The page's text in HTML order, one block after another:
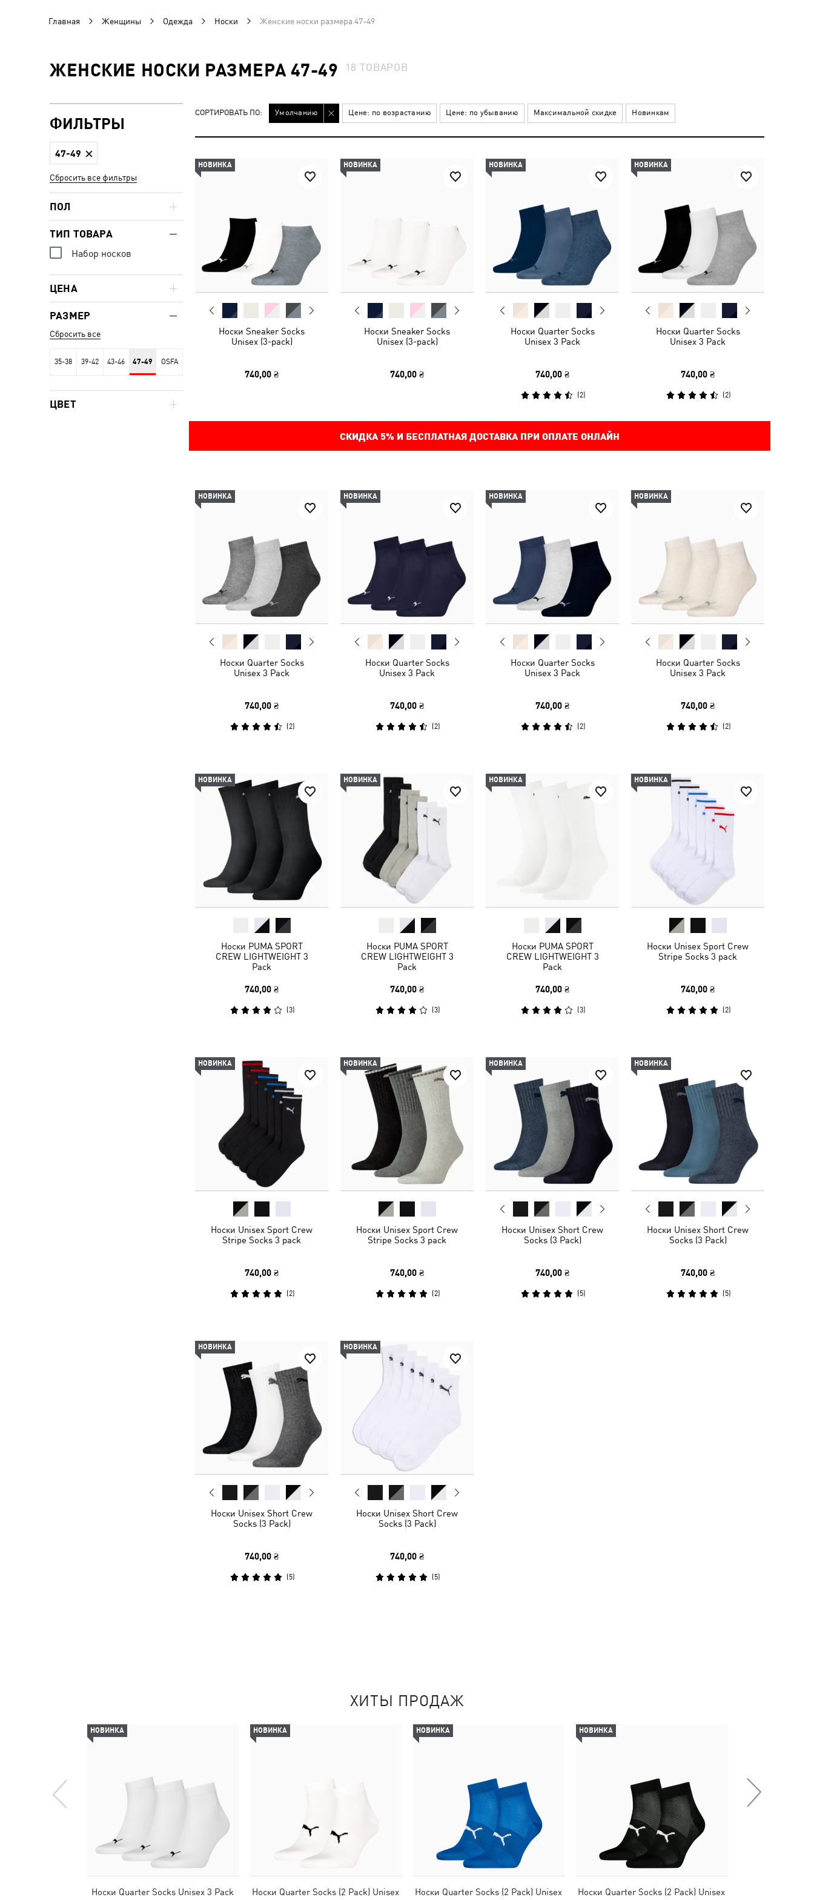
Главная Женщины Одежда Носки Женские носки размера 47-49
ЖЕНСКИЕ НОСКИ РАЗМЕРА 47-49 18ТОВАРОВ
СОРТИРОВАТЬ ПО: Умолчанию Цене: по возрастанию Цене: по убыванию Максимальной скидке Новинкам
НОВИНКА
Носки Sneaker Socks
Unisex (3-pack)
740,00 ₴
НОВИНКА
Носки Sneaker Socks
Unisex (3-pack)
740,00 ₴
НОВИНКА
Носки Quarter Socks
Unisex 3 Pack
740,00 ₴
(2)
НОВИНКА
Носки Quarter Socks
Unisex 3 Pack
740,00 ₴
(2)
СКИДКА 5% И БЕСПЛАТНАЯ ДОСТАВКА ПРИ ОПЛАТЕ ОНЛАЙН
НОВИНКА
Носки Quarter Socks
Unisex 3 Pack
740,00 ₴
(2)
НОВИНКА
Носки Quarter Socks
Unisex 3 Pack
740,00 ₴
(2)
НОВИНКА
Носки Quarter Socks
Unisex 3 Pack
740,00 ₴
(2)
НОВИНКА
Носки Quarter Socks
Unisex 3 Pack
740,00 ₴
(2)
НОВИНКА
Носки PUMA SPORT
CREW LIGHTWEIGHT 3
Pack
740,00 ₴
(3)
НОВИНКА
Носки PUMA SPORT
CREW LIGHTWEIGHT 3
Pack
740,00 ₴
(3)
НОВИНКА
Носки PUMA SPORT
CREW LIGHTWEIGHT 3
Pack
740,00 ₴
(3)
НОВИНКА
Носки Unisex Sport Crew
Stripe Socks 3 pack
740,00 ₴
(2)
НОВИНКА
Носки Unisex Sport Crew
Stripe Socks 3 pack
740,00 ₴
(2)
НОВИНКА
Носки Unisex Sport Crew
Stripe Socks 3 pack
740,00 ₴
(2)
НОВИНКА
Носки Unisex Short Crew
Socks (3 Pack)
740,00 ₴
(5)
НОВИНКА
Носки Unisex Short Crew
Socks (3 Pack)
740,00 ₴
(5)
НОВИНКА
Носки Unisex Short Crew
Socks (3 Pack)
740,00 ₴
(5)
НОВИНКА
Носки Unisex Short Crew
Socks (3 Pack)
740,00 ₴
(5)
ФИЛЬТРЫ
47-49
Сбросить все фильтры
ПОЛ
ТИП ТОВАРА
Набор носков
ЦЕНА
РАЗМЕР
Сбросить все
35-38 39-42 43-46 47-49 OSFA
ЦВЕТ
ХИТЫ ПРОДАЖ
НОВИНКА
Носки Quarter Socks Unisex 3 Pack
НОВИНКА
Носки Quarter Socks (2 Pack) Unisex
НОВИНКА
Носки Quarter Socks (2 Pack) Unisex
НОВИНКА
Носки Quarter Socks (2 Pack) Unisex